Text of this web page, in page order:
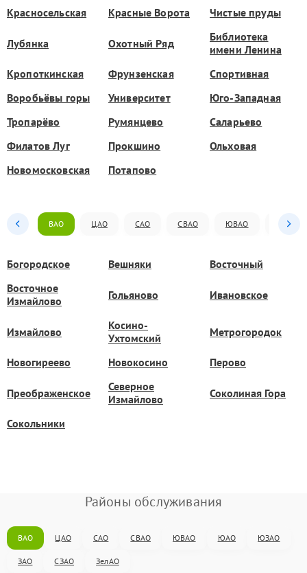
Красносельская Красные Ворота Чистые пруды
Лубянка Охотный Ряд
Библиотека
имени Ленина
Кропоткинская
Фрунзенская
Спортивная
Воробьёвы горы
Университет
Юго-Западная
Тропарёво
Румянцево
Саларьево
Филатов Луг
Прокшино
Ольховая
Новомосковская
Потапово
ВАО ЦАО САО СВАО ЮВАО ЮАО
Богородское Вешняки
Восточный
Восточное
Измайлово
Гольяново Ивановское
Измайлово
Косино-
Ухтомский
Метрогородок
Новогиреево Новокосино Перово
Преображенское
Северное
Измайлово
Соколиная Гора
Сокольники
Районы обслуживания
ВАО ЦАО САО СВАО ЮВАО ЮАО ЮЗАО
ЗАО СЗАО ЗелАО